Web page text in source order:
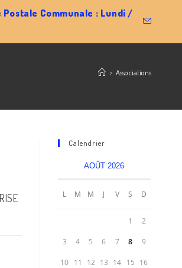
Postale Communale : Lundi /
> Associations
Calendrier
AOÛT 2026
L M M J V S D
1 2
3 4 5 6 7 8 9
10 11 12 13 14 15 16